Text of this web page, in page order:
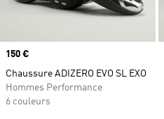
Prix
150 €
Chaussure ADIZERO EVO SL EXO
Hommes Performance
6 couleurs